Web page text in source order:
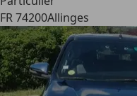
FR 74200Allinges